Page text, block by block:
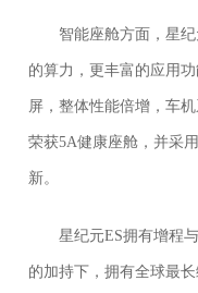
智能座舱方面，星
的算力，更丰富的应用
屏，整体性能倍增，车
荣获5A健康座舱，并采
新。
星纪元ES拥有增程
的加持下，拥有全球最